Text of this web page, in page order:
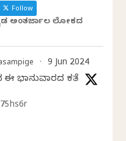
Follow
ಅಂತರ್ಜಾಲ ಲೋಕದ
· 9 Jun 2024
ಭಾನುವಾರದ ಕತೆ